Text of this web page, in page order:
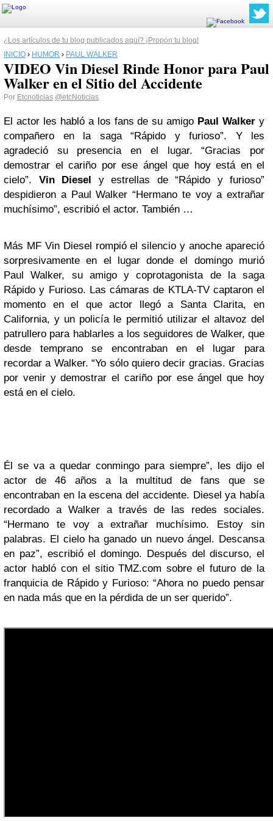
¿Los artículos de tu blog publicados aquí? ¡Propón tu blog!
INICIO › HUMOR › PAUL WALKER
VIDEO Vin Diesel Rinde Honor para Paul
Walker en el Sitio del Accidente
Por Etcnoticias @etcNoticias
El actor les habló a los fans de su amigo Paul Walker y
compañero en la saga “Rápido y furioso”. Y les
agradeció su presencia en el lugar. “Gracias por
demostrar el cariño por ese ángel que hoy está en el
cielo”. Vin Diesel y estrellas de “Rápido y furioso”
despidieron a Paul Walker “Hermano te voy a extrañar
muchísimo”, escribió el actor. También …
Más MF Vin Diesel rompió el silencio y anoche apareció
sorpresivamente en el lugar donde el domingo murió
Paul Walker, su amigo y coprotagonista de la saga
Rápido y Furioso. Las cámaras de KTLA-TV captaron el
momento en el que actor llegó a Santa Clarita, en
California, y un policía le permitió utilizar el altavoz del
patrullero para hablarles a los seguidores de Walker, que
desde temprano se encontraban en el lugar para
recordar a Walker. “Yo sólo quiero decir gracias. Gracias
por venir y demostrar el cariño por ese ángel que hoy
está en el cielo.
Él se va a quedar conmingo para siempre”, les dijo el
actor de 46 años a la multitud de fans que se
encontraban en la escena del accidente. Diesel ya había
recordado a Walker a través de las redes sociales.
“Hermano te voy a extrañar muchísimo. Estoy sin
palabras. El cielo ha ganado un nuevo ángel. Descansa
en paz”, escribió el domingo. Después del discurso, el
actor habló con el sitio TMZ.com sobre el futuro de la
franquicia de Rápido y Furioso: “Ahora no puedo pensar
en nada más que en la pérdida de un ser querido”.